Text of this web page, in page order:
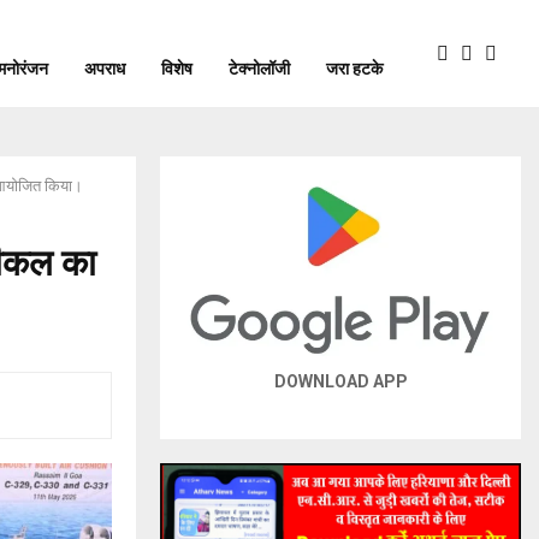
अपराध विशेष टेक्नोलॉजी जरा हटके
किया।
का
DOWNLOAD APP